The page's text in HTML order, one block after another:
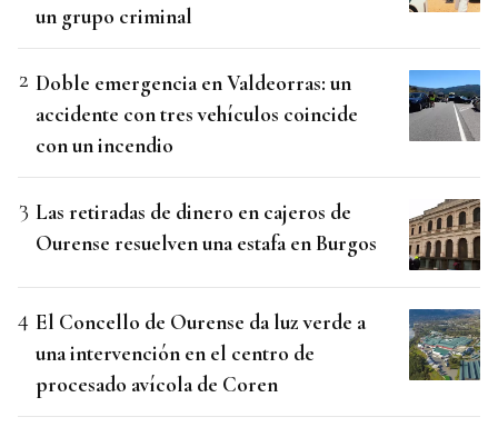
un grupo criminal
Doble emergencia en Valdeorras: un
accidente con tres vehículos coincide
con un incendio
Las retiradas de dinero en cajeros de
Ourense resuelven una estafa en Burgos
El Concello de Ourense da luz verde a
una intervención en el centro de
procesado avícola de Coren